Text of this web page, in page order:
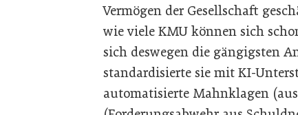
Vermögen der Gesellschaft
wie viele KMU können sich
sich deswegen die gängigsten
standardisierte sie mit KI-
automatisierte Mahnklagen